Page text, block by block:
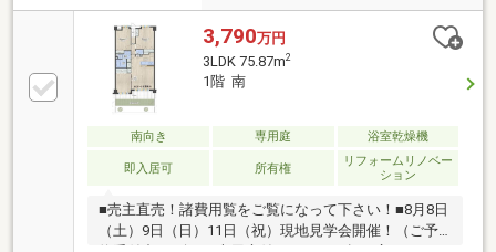
3,790万円
3LDK 75.87m2
1階 南
南向き 専用庭 浴室乾燥機
即入居可 所有権
リフォームリノベー
ション
■売主直売！諸費用覧をご覧になって下さい！■8月8日
（土）9日（日）11日（祝）現地見学会開催！（ご予